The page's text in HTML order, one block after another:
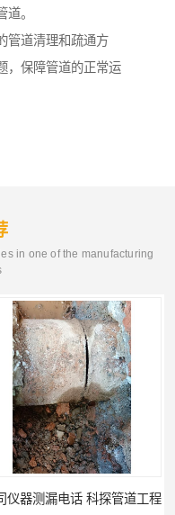
。
管道清理和疏通方
，保障管道的正常运
in one of the manufacturing
仪器测漏电话 科探管道工程